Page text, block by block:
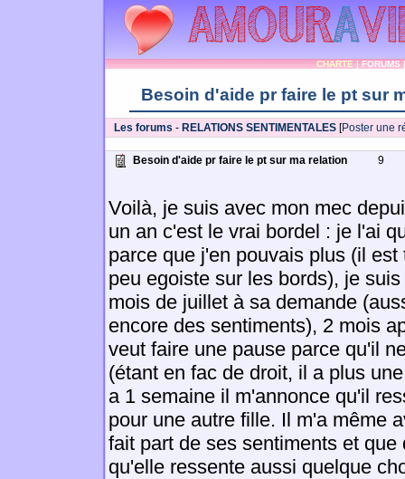
CHARTE|FORUMS
Besoin d'aide pr faire le pt sur
Les forums - RELATIONS SENTIMENTALES [Poster une
Besoin d'aide pr faire le pt sur ma relation 9
Voilà, je suis avec mon mec
un an c'est le vrai bordel : je l'ai
parce que j'en pouvais plus (il
peu egoiste sur les bords), je
mois de juillet à sa demande
encore des sentiments), 2 mois
veut faire une pause parce qu'il
(étant en fac de droit, il a plus
a 1 semaine il m'annonce qu'il
pour une autre fille. Il m'a même
fait part de ses sentiments et que
qu'elle ressente aussi quelque